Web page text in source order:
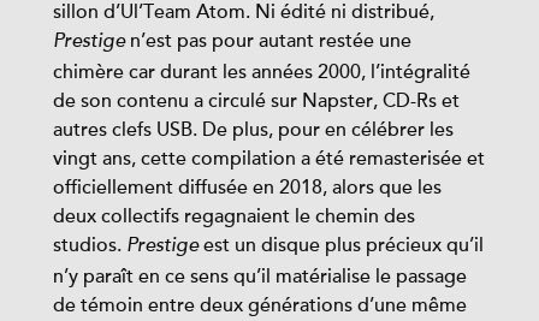
sillon d’Ul’Team Atom. Ni édité ni distribué,
Prestige n’est pas pour autant restée une
chimère car durant les années 2000, l’intégralité
de son contenu a circulé sur Napster, CD-Rs et
autres clefs USB. De plus, pour en célébrer les
vingt ans, cette compilation a été remasterisée et
officiellement diffusée en 2018, alors que les
deux collectifs regagnaient le chemin des
studios. Prestigeest un disque plus précieux qu’il
n’y paraît en ce sens qu’il matérialise le passage
de témoin entre deux générations d’une même